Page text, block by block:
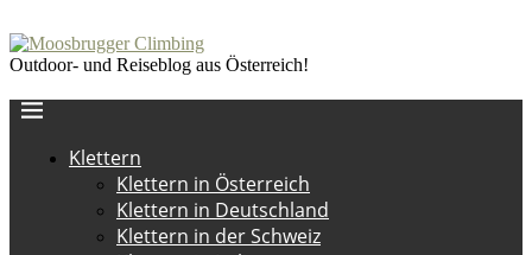
Outdoor- und Reiseblog aus Österreich!
Klettern
Klettern in Österreich
Klettern in Deutschland
Klettern in der Schweiz